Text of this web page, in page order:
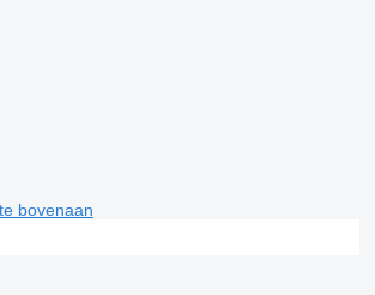
bovenaan